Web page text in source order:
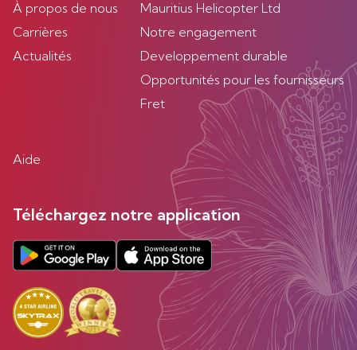
À propos de nous
Carrières
Actualités
Mauritius Helicopter Ltd
Notre engagement
Developpement durable
Opportunités pour les fournisseurs
Fret
Aide
Téléchargez notre application